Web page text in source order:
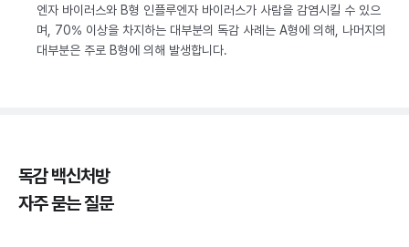
엔자 바이러스와 B형 인플루엔자 바이러스가 사람을 감염시킬 수 있으
며, 70% 이상을 차지하는 대부분의 독감 사례는 A형에 의해, 나머지의
대부분은 주로 B형에 의해 발생합니다.
독감 백신처방
자주 묻는 질문